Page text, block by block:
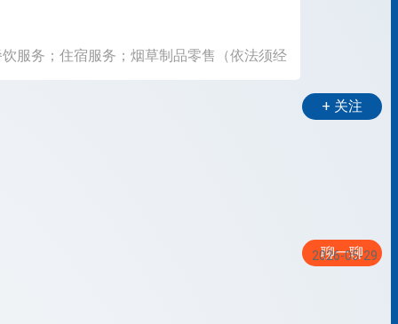
服务；住宿服务；烟草制品零售（依法须经
+ 关注
聊一聊
2026-05-29